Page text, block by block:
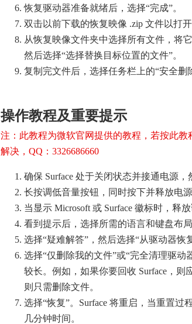
恢复驱动器准备就绪后，选择“完成”。
双击以前下载的恢复映像 .zip 文件以打开
从恢复映像文件夹中选择所有文件，将
然后选择“选择替换目标位置的文件”。
复制完文件后，选择任务栏上的“安全删
操作教程及重要提示
注：此教程为微软官网提供的教程，若按此
解决，QQ：3326686660
确保 Surface 处于关闭状态并接通电源
长按调低音量按钮，同时按下并释放电源
当显示 Microsoft 或 Surface 徽标时，释
看到提示后，选择所需的语言和键盘布局
选择“疑难解答”，然后选择“从驱动器恢
选择“仅删除我的文件”或“完全清理驱
较长。例如，如果你要回收 Surface，则
则只需删除文件。
选择“恢复”。Surface 将重启，当重置过
几分钟时间。